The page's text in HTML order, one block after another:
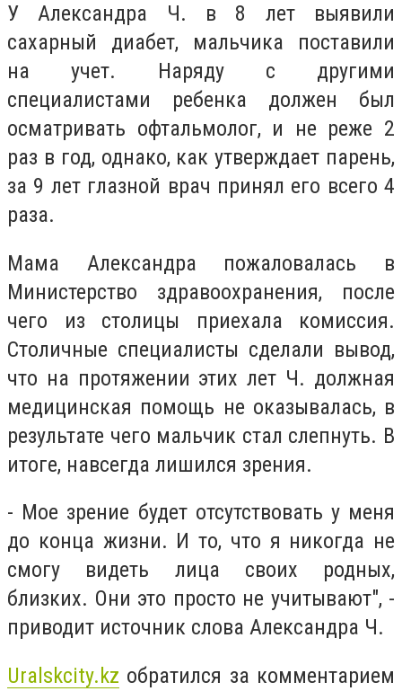
У Александра Ч. в 8 лет выявили
сахарный диабет, мальчика поставили
на учет. Наряду с другими
специалистами ребенка должен был
осматривать офтальмолог, и не реже 2
раз в год, однако, как утверждает парень,
за 9 лет глазной врач принял его всего 4
раза.
Мама Александра пожаловалась в
Министерство здравоохранения, после
чего из столицы приехала комиссия.
Столичные специалисты сделали вывод,
что на протяжении этих лет Ч. должная
медицинская помощь не оказывалась, в
результате чего мальчик стал слепнуть. В
итоге, навсегда лишился зрения.
- Мое зрение будет отсутствовать у меня
до конца жизни. И то, что я никогда не
смогу видеть лица своих родных,
близких. Они это просто не учитывают", -
приводит источник слова Александра Ч.
Uralskcity.kz обратился за комментарием